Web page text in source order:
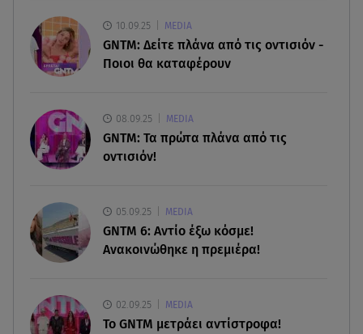
«Συμφωνία της Μέκκας» για Τουρκία – Σαουδική
Αραβία - Πακιστάν
07.08.26 , 21:32
Κρήτη: Τουρίστας ρωτούσε πόσο να πληρώσει
10.09.25 MEDIA
GNTM: Δείτε πλάνα από τις οντισιόν -
Ποιοι θα καταφέρουν
08.09.25 MEDIA
GNTM: Τα πρώτα πλάνα από τις
οντισιόν!
05.09.25 MEDIA
GNTM 6: Αντίο έξω κόσμε!
Ανακοινώθηκε η πρεμιέρα!
02.09.25 MEDIA
Το GNTM μετράει αντίστροφα!